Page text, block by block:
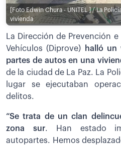
[Foto Edwin Chura - UNITEL ] / La
vivienda
La Dirección de Prevención
Vehículos (Diprove) halló un
partes de autos en una
de la ciudad de La Paz. La
lugar se ejecutaban
delitos.
“Se trata de un clan
zona sur. Han estado
autopartes. Hemos